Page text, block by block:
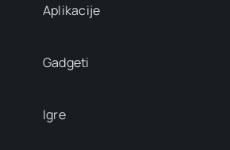
Aplikacije
Gadgeti
Igre